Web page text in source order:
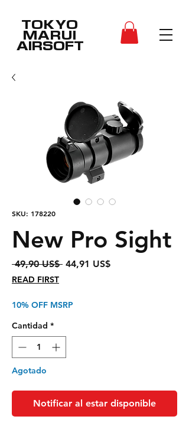
TOKYO
MARUI
AIRSOFT
SKU: 178220
New Pro Sight
49,90 US$ Precio
44,91 US$Precio
READ FIRST
10% OFF MSRP
Cantidad *
Agotado
Notificar al estar disponible